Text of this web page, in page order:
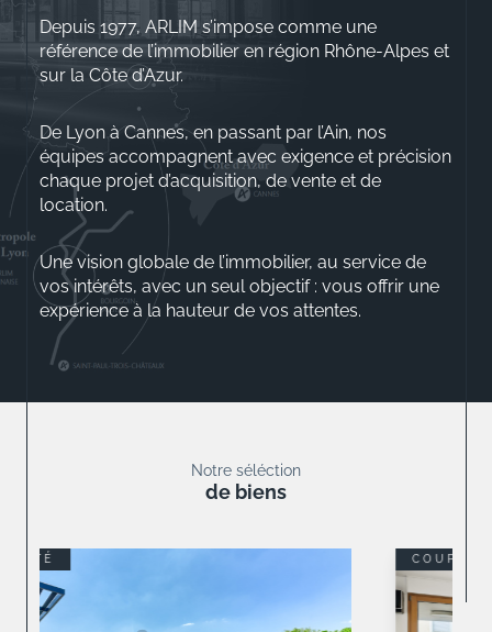
Depuis 1977, ARLIM s’impose comme une
référence de l’immobilier en région Rhône-Alpes et
sur la Côte d’Azur.
De Lyon à Cannes, en passant par l’Ain, nos
équipes accompagnent avec exigence et précision
chaque projet d’acquisition, de vente et de
location.
Une vision globale de l’immobilier, au service de
vos intérêts, avec un seul objectif : vous offrir une
expérience à la hauteur de vos attentes.
Notre séléction
de biens